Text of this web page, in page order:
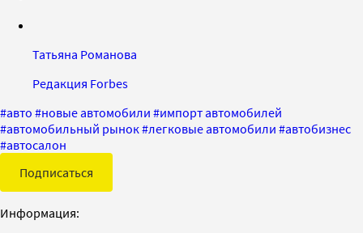
Татьяна Романова
Редакция Forbes
#авто #новые автомобили #импорт автомобилей
#автомобильный рынок#легковые автомобили #автобизнес
#автосалон
Подписаться
Информация: